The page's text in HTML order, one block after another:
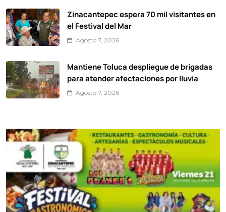
Zinacantepec espera 70 mil visitantes en
el Festival del Mar
Agosto 7, 2026
Mantiene Toluca despliegue de brigadas
para atender afectaciones por lluvia
Agosto 7, 2026